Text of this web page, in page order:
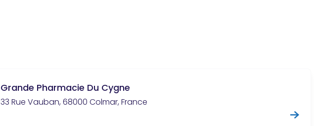
Grande Pharmacie Du Cygne
33 Rue Vauban, 68000 Colmar, France